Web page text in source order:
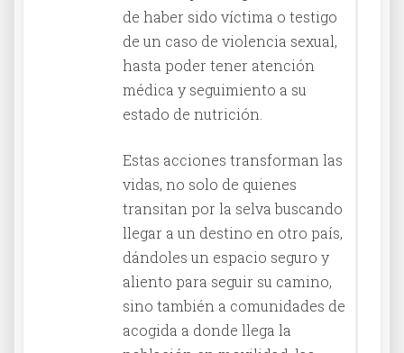
de haber sido víctima o testigo
de un caso de violencia sexual,
hasta poder tener atención
médica y seguimiento a su
estado de nutrición.
Estas acciones transforman las
vidas, no solo de quienes
transitan por la selva buscando
llegar a un destino en otro país,
dándoles un espacio seguro y
aliento para seguir su camino,
sino también a comunidades de
acogida a donde llega la